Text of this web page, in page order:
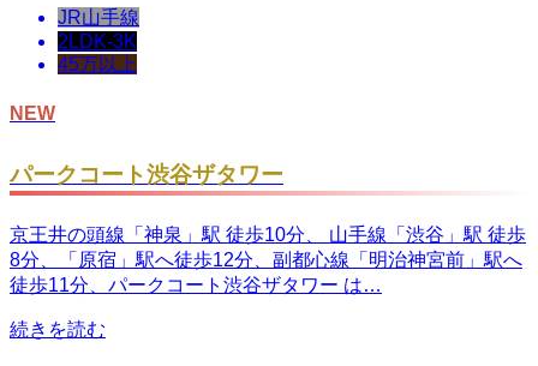
JR山手線
2LDK-3K
45万以上
NEW
パークコート渋谷ザタワー
京王井の頭線「神泉」駅 徒歩10分、 山手線「渋谷」駅 徒歩
8分、「原宿」駅へ徒歩12分、副都心線「明治神宮前」駅へ
徒歩11分、パークコート渋谷ザタワー は…
続きを読む